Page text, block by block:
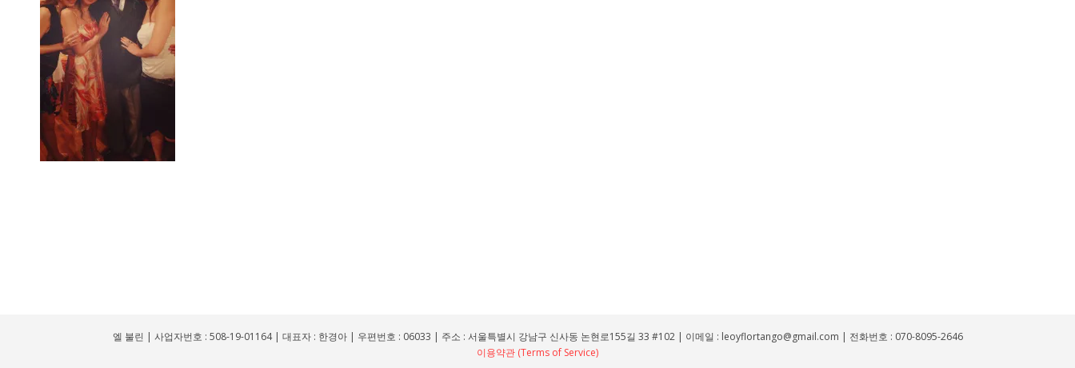
엘 불린 | 사업자번호 : 508-19-01164 | 대표자 : 한경아 | 우편번호 : 06033 | 주소 : 서울특별시 강남구 신사동 논현로155길 33 #102 | 이메일 : leoyflortango@gmail.com | 전화번호 : 070-8095-2646
이용약관 (Terms of Service)